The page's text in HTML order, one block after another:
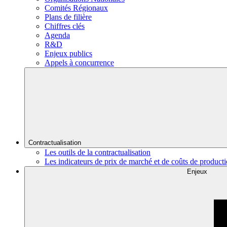
Comités Régionaux
Plans de filière
Chiffres clés
Agenda
R&D
Enjeux publics
Appels à concurrence
Contractualisation
Les outils de la contractualisation
Les indicateurs de prix de marché et de coûts de
Enjeux